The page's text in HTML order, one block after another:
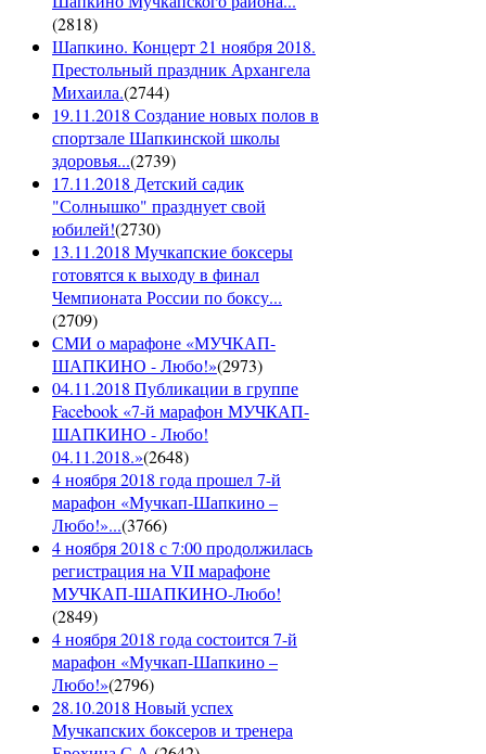
(2818)
Шапкино. Концерт 21 ноября 2018.
Престольный праздник Архангела
Михаила.(2744)
19.11.2018 Создание новых полов в
спортзале Шапкинской школы
здоровья...(2739)
17.11.2018 Детский садик
"Солнышко" празднует свой
юбилей!(2730)
13.11.2018 Мучкапские боксеры
готовятся к выходу в финал
Чемпионата России по боксу...
(2709)
СМИ о марафоне «МУЧКАП-
ШАПКИНО - Любо!»(2973)
04.11.2018 Публикации в группе
Facebook «7-й марафон МУЧКАП-
ШАПКИНО - Любо!
04.11.2018.»(2648)
4 ноября 2018 года прошел 7-й
марафон «Мучкап-Шапкино –
Любо!»...(3766)
4 ноября 2018 с 7:00 продолжилась
регистрация на VII марафоне
МУЧКАП-ШАПКИНО-Любо!
(2849)
4 ноября 2018 года состоится 7-й
марафон «Мучкап-Шапкино –
Любо!»(2796)
28.10.2018 Новый успех
Мучкапских боксеров и тренера